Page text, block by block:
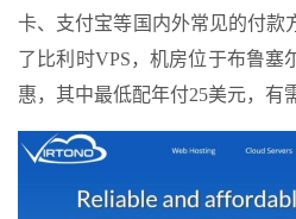
卡、支付宝等国内外常见的付款
了比利时VPS，机房位于布鲁塞
惠，其中最低配年付25美元，有